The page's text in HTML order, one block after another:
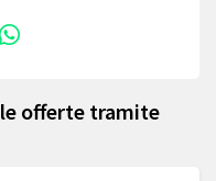
offerte tramite